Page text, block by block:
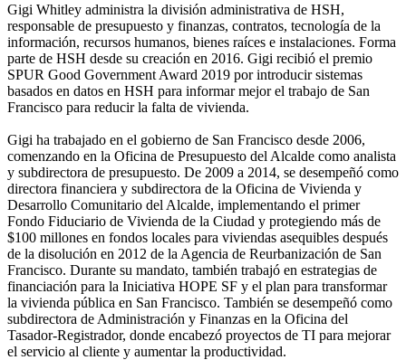
Gigi Whitley administra la división administrativa de HSH,
responsable de presupuesto y finanzas, contratos, tecnología de la
información, recursos humanos, bienes raíces e instalaciones. Forma
parte de HSH desde su creación en 2016. Gigi recibió el premio
SPUR Good Government Award 2019 por introducir sistemas
basados en datos en HSH para informar mejor el trabajo de San
Francisco para reducir la falta de vivienda.
Gigi ha trabajado en el gobierno de San Francisco desde 2006,
comenzando en la Oficina de Presupuesto del Alcalde como analista
y subdirectora de presupuesto. De 2009 a 2014, se desempeñó como
directora financiera y subdirectora de la Oficina de Vivienda y
Desarrollo Comunitario del Alcalde, implementando el primer
Fondo Fiduciario de Vivienda de la Ciudad y protegiendo más de
$100 millones en fondos locales para viviendas asequibles después
de la disolución en 2012 de la Agencia de Reurbanización de San
Francisco. Durante su mandato, también trabajó en estrategias de
financiación para la Iniciativa HOPE SF y el plan para transformar
la vivienda pública en San Francisco. También se desempeñó como
subdirectora de Administración y Finanzas en la Oficina del
Tasador-Registrador, donde encabezó proyectos de TI para mejorar
el servicio al cliente y aumentar la productividad.